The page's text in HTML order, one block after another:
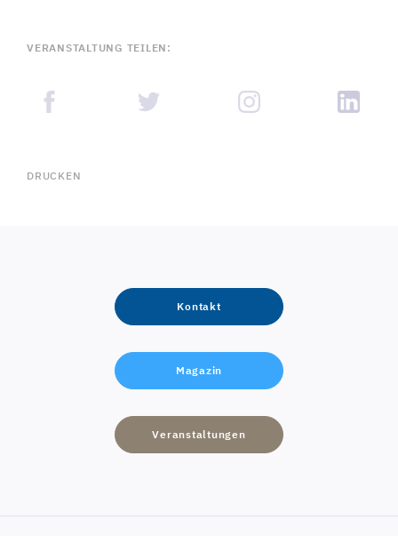
VERANSTALTUNG TEILEN:
DRUCKEN
Kontakt
Magazin
Veranstaltungen